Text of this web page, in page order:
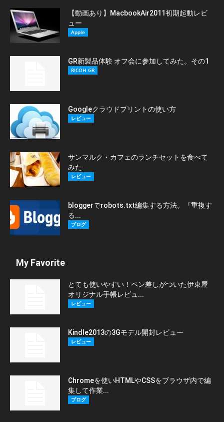
【動画あり】MacbookAir2011初期起動レビ
ュー
Apple
GR新製品体験 オフ会に参加してみた。その1
RICOH GR
Googleクラウドプリントの使い方
レビュー
サンマルク・カフェのランチセットを食べて
みた
レビュー
bloggerでrobots.txt編集する方法。『重複す
る...
ブログ
My Favorite
とても使いやすい！ペン差しがついた伊東屋
オリジナル手帳レビュ...
レビュー
Kindle2013の3Gモデル開封レビュー
レビュー
Chromeを使いHTMLやCSSをブラウザ内で編
集して作業...
ブログ